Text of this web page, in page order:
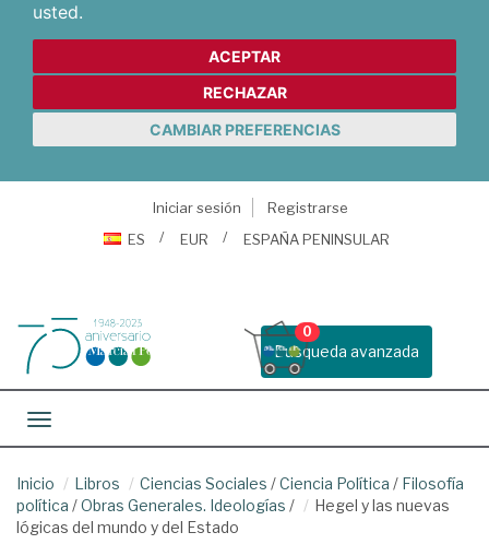
usted.
ACEPTAR
RECHAZAR
CAMBIAR PREFERENCIAS
Iniciar sesión
Registrarse
ES
EUR ESPAÑA PENINSULAR
Busqueda avanzada
0
Toggle navigation
Inicio Libros Ciencias Sociales /Ciencia Política / Filosofía
política /Obras Generales. Ideologías /
Hegel y las nuevas
lógicas del mundo y del Estado